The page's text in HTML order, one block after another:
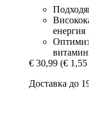
енергия
€ 30,99 (€ 1,55
Доставка до